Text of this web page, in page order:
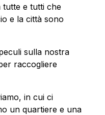
tutte e tutti che
e la città sono
sulla nostra
raccogliere
in cui ci
un quartiere e una